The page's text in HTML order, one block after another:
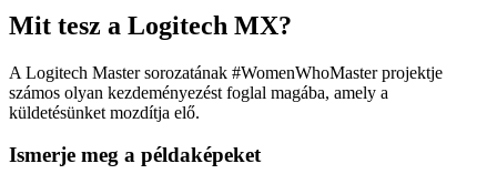
Mit tesz a Logitech MX?
A Logitech Master sorozatának #WomenWhoMaster projektje
számos olyan kezdeményezést foglal magába, amely a
küldetésünket mozdítja elő.
Ismerje meg a példaképeket